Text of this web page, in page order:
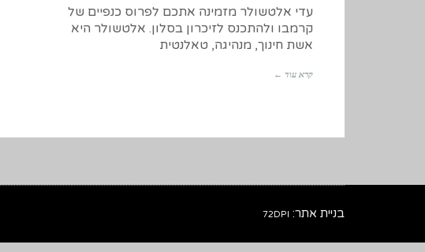
עדי אלטשולר מזמינה אתכם לפרוס כנפיים של
קרמבו ולהתכנס לזיכרון בסלון. אלטשולר היא
אשת חינוך, מנהיגה, טאלנטית
קרא עוד ←
בניית אתר: 72DPI